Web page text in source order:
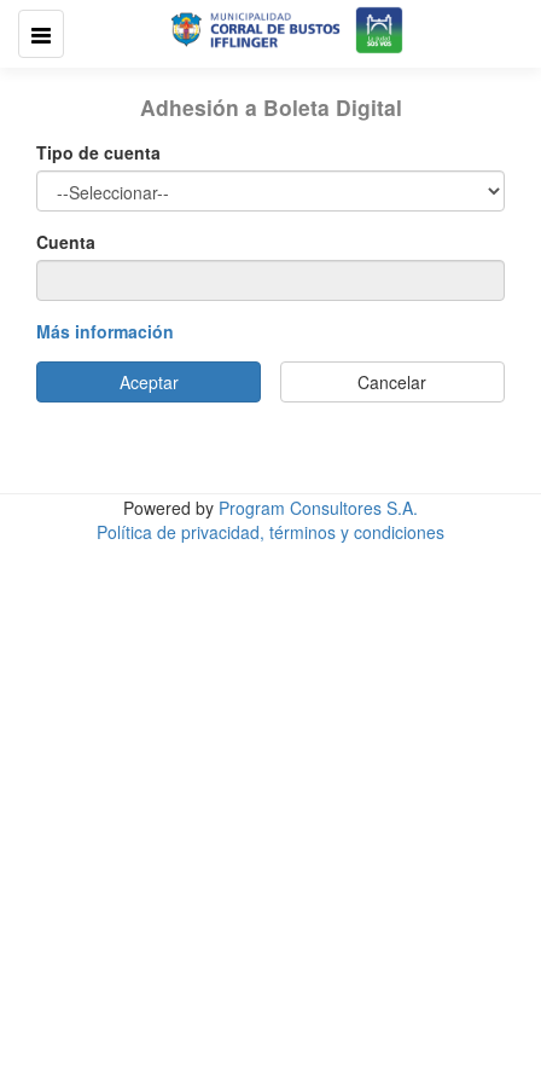
Adhesión a Boleta Digital
Tipo de cuenta
Cuenta
Más información
Aceptar Cancelar
Powered by Program Consultores S.A.
Política de privacidad, términos y condiciones